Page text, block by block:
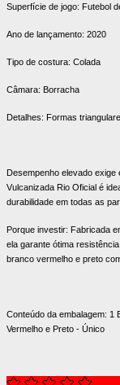
Superfície de jogo: Futebol
Ano de lançamento: 2020
Tipo de costura: Colada
Câmara: Borracha
Detalhes: Formas
Desempenho elevado exige
Vulcanizada Rio Oficial é
durabilidade em todas as
Porque investir: Fabricada
ela garante ótima
branco vermelho e preto
Conteúdo da embalagem: 1
Vermelho e Preto - Único